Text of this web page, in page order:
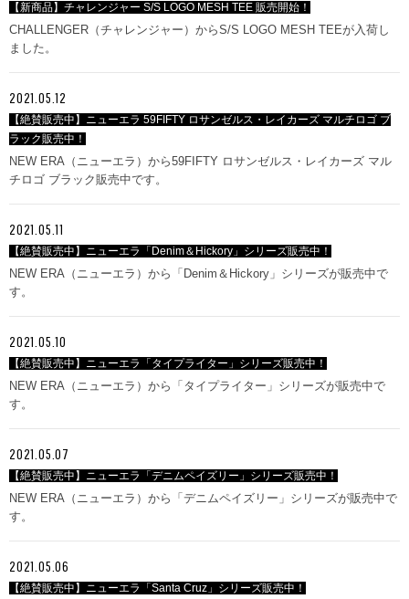
【新商品】チャレンジャー S/S LOGO MESH TEE 販売開始！
CHALLENGER（チャレンジャー）からS/S LOGO MESH TEEが入荷し
ました。
2021.05.12
【絶賛販売中】ニューエラ 59FIFTY ロサンゼルス・レイカーズ マルチロゴ ブ
ラック販売中！
NEW ERA（ニューエラ）から59FIFTY ロサンゼルス・レイカーズ マル
チロゴ ブラック販売中です。
2021.05.11
【絶賛販売中】ニューエラ「Denim＆Hickory」シリーズ販売中！
NEW ERA（ニューエラ）から「Denim＆Hickory」シリーズが販売中で
す。
2021.05.10
【絶賛販売中】ニューエラ「タイプライター」シリーズ販売中！
NEW ERA（ニューエラ）から「タイプライター」シリーズが販売中で
す。
2021.05.07
【絶賛販売中】ニューエラ「デニムペイズリー」シリーズ販売中！
NEW ERA（ニューエラ）から「デニムペイズリー」シリーズが販売中で
す。
2021.05.06
【絶賛販売中】ニューエラ「Santa Cruz」シリーズ販売中！